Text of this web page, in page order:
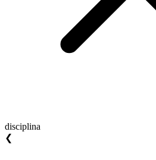
disciplina
❮